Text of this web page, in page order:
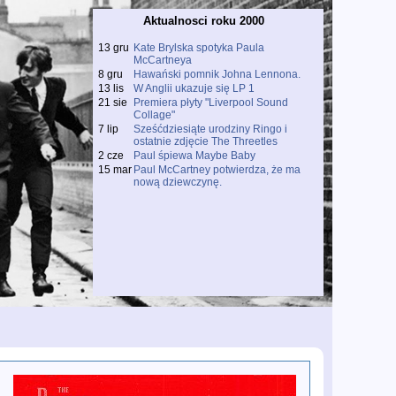
Aktualnosci roku 2000
13 gru Kate Brylska spotyka Paula
McCartneya
8 gru
Hawański pomnik Johna Lennona.
13 lis
W Anglii ukazuje się LP 1
21 sie
Premiera płyty "Liverpool Sound
Collage"
7 lip
Sześćdziesiąte urodziny Ringo i
ostatnie zdjęcie The Threetles
2 cze
Paul śpiewa Maybe Baby
15 mar Paul McCartney potwierdza, że ma
nową dziewczynę.